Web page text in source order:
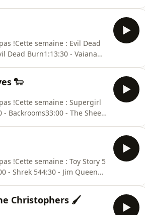
Hébergé par Acast. Visitez
!Cette semaine : Evil Dead
Dead Burn1:13:30 - Vaiana📷
🐑
!Cette semaine : Supergirl
- Backrooms33:00 - The Sheep
@cameflex💿 Boutique :
!Cette semaine : Toy Story 5
- Shrek 544:30 - Jim Queen📷
Christophers 🖌️